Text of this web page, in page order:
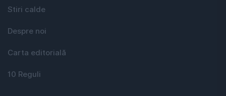
Stiri calde
Despre noi
Carta editorială
10 Reguli